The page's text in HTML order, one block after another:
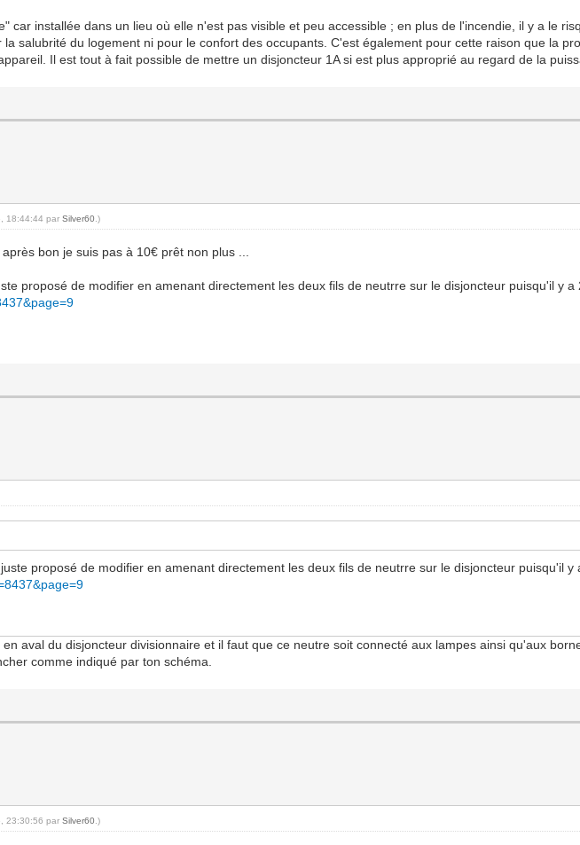
car installée dans un lieu où elle n'est pas visible et peu accessible ; en plus de l'incendie, il y a le
salubrité du logement ni pour le confort des occupants. C'est également pour cette raison que la
Il est tout à fait possible de mettre un disjoncteur 1A si est plus approprié au regard de la
18:44:44 parSilver60 .)
bon je suis pas à 10€ prêt non plus ...
proposé de modifier en amenant directement les deux fils de neutrre sur le disjoncteur puisqu'il y a
proposé de modifier en amenant directement les deux fils de neutrre sur le disjoncteur puisqu'il y
aval du disjoncteur divisionnaire et il faut que ce neutre soit connecté aux lampes ainsi qu'aux
comme indiqué par ton schéma.
23:30:56 parSilver60 .)